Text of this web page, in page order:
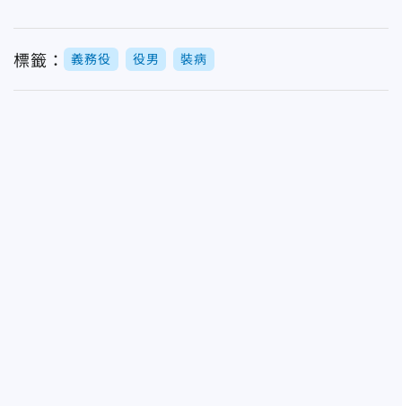
標籤： 義務役 役男 裝病